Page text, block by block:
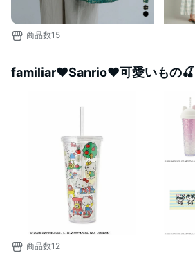
商品数15
familiar❤︎Sanrio❤︎可愛いもの🍒
商品数12